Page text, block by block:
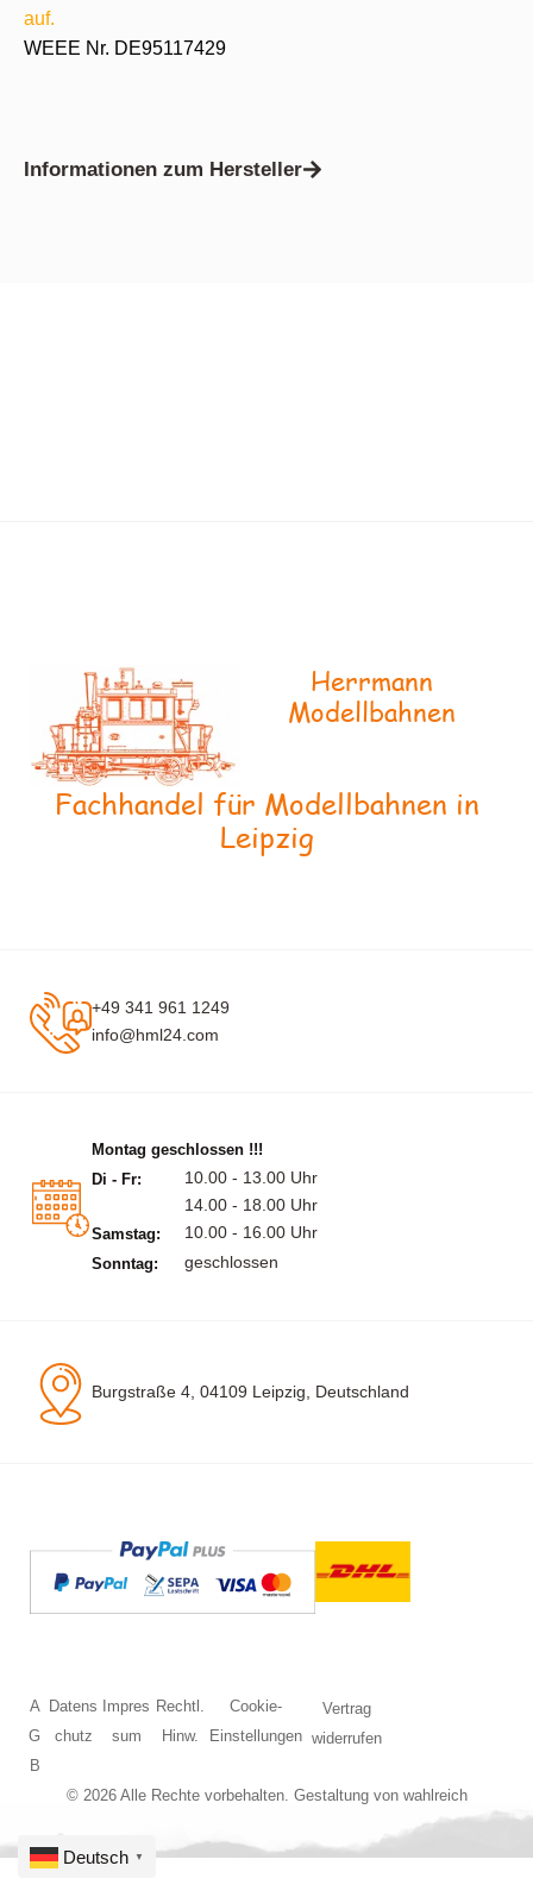
auf.
WEEE Nr. DE95117429
Informationen zum Hersteller
Herrmann
Modellbahnen
Fachhandel für Modellbahnen in
Leipzig
+49 341 961 1249
info@hml24.com
Montag geschlossen !!!
Di - Fr:
10.00 - 13.00 Uhr
14.00 - 18.00 Uhr
Samstag: 10.00 - 16.00 Uhr
Sonntag: geschlossen
Burgstraße 4, 04109 Leipzig, Deutschland
© 2026 Alle Rechte vorbehalten. Gestaltung von wahlreich
A
G
B
Datens
chutz
Impres
sum
Rechtl.
Hinw.
Cookie-
Einstellungen
Vertrag
widerrufen
Deutsch ▼